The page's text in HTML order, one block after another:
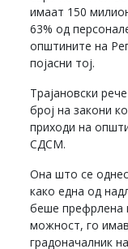
имаат 150
63% од
општините на
појасни тој.
Трајановски
број на закони
приходи на
СДСМ.
Она што се
како една од
беше префрлена
можност, го
градоначалник